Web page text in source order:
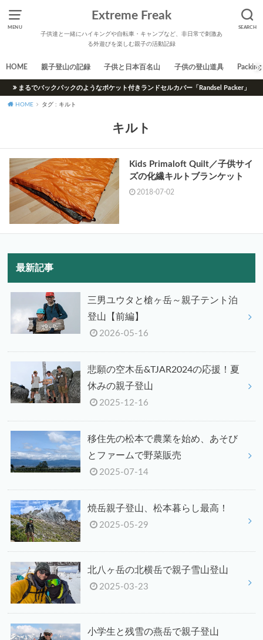
MENU SEARCH
Extreme Freak
子供達と一緒にハイキングや自転車・キャンプなど、非日常で刺激あ
る外遊びを楽しむ親子の活動記録
HOME 親子登山の記録 子供と日本百名山 子供の登山道具 Packing
まるでバックパックのようなポケット付きランドセルカバー「Randsel Packer」
HOME タグ : キルト
キルト
Kids Primaloft Quilt／子供サイ
ズの化繊キルトブランケット
2018-07-02
最新記事
三男ユウタと槍ヶ岳～親子テント泊
登山【前編】
2026-05-16
悲願の空木岳&TJAR2024の応援！夏
休みの親子登山
2025-12-16
移住先の松本で農業を始め、あそび
とファームで野菜販売
2025-07-14
焼岳親子登山、松本暮らし最高！
2025-05-29
北八ヶ岳の北横岳で親子雪山登山
2025-03-23
小学生と残雪の燕岳で親子登山